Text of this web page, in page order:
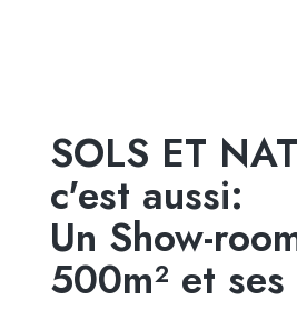
SOLS ET
c'est aussi:
Un Show-
500m² et